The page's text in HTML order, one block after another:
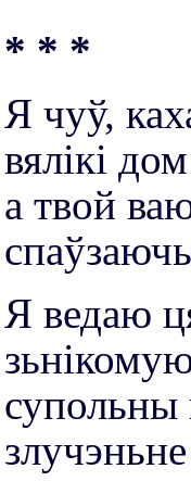
* * *
Я чуў,
вялікі
а твой
Я ведаю
супольны